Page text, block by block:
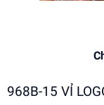
968B-15 VỈ